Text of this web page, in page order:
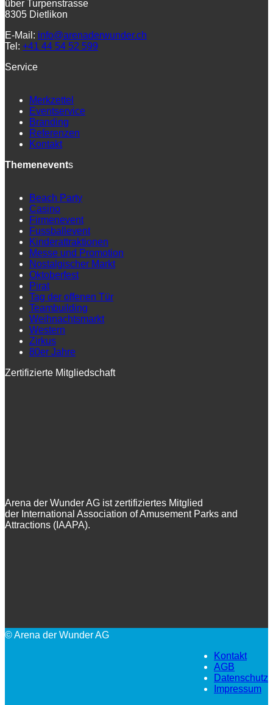
über Turpenstrasse
8305 Dietlikon
E-Mail: info@arenaderwunder.ch
Tel: +41 44 54 52 599
Service
Merkzettel
Eventservice
Branding
Referenzen
Kontakt
Themenevents
Beach Party
Casino
Firmenevent
Fussballevent
Kinderattraktionen
Messe und Promotion
Nostalgischer Markt
Oktoberfest
Pirat
Tag der offenen Tür
Teambuilding
Weihnachtsmarkt
Western
Zirkus
80er Jahre
Zertifizierte Mitgliedschaft
Arena der Wunder AG ist zertifiziertes Mitglied
der International Association of Amusement Parks and
Attractions (IAAPA).
© Arena der Wunder AG
Kontakt
AGB
Datenschutz
Impressum